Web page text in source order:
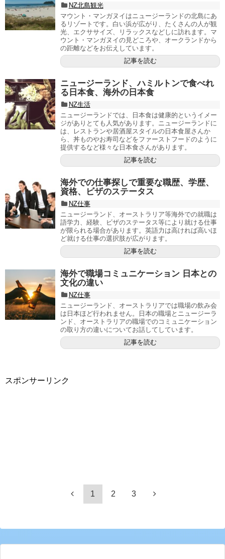
NZ北島観光
マウント・マンガヌイはニュージーランドの北島にあ
るリゾートです。白い浜が広がり、たくさんの人が観
光、エクササイズ、リラックスなどしに訪れます。マ
ウント・マンガヌイの見どころや、オークランドから
の距離などをお伝えしています。
記事を読む
ニュージーランド、ハミルトンで食べれ
る日本食、海外の日本食
NZ生活
ニュージーランドでは、日本食は健康的というイメー
ジがありとても人気があります。ニュージーランドに
は、レストランや居酒屋スタイルの日本食屋さんか
ら、丼ものやお寿司などをファーストフードのように
提供するなど様々な日本食さんがあります。
記事を読む
海外での仕事探しで重要な職歴、学歴、
資格、ビザのステータス
NZ仕事
ニュージーランド、オーストラリア等海外での就職は
語学力、経験、ビザのステータス等により就ける仕事
が限られる場合があります。英語力は高ければ高いほ
ど就ける仕事の選択肢が広がります。
記事を読む
海外で職場コミュニケーション 日本との
文化の違い
NZ仕事
ニュージーランド、オーストラリアでは職場の飲み会
は日本ほど行われません。日本の職場とニュージーラ
ンド、オーストラリアの職場でのコミュニケーション
の取り方の違いについてお話してしています。
記事を読む
スポンサーリンク
1 2 3